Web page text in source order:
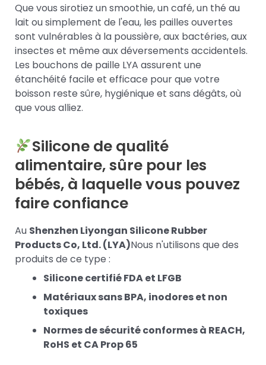
Que vous sirotiez un smoothie, un café, un thé au
lait ou simplement de l'eau, les pailles ouvertes
sont vulnérables à la poussière, aux bactéries, aux
insectes et même aux déversements accidentels.
Les bouchons de paille LYA assurent une
étanchéité facile et efficace pour que votre
boisson reste sûre, hygiénique et sans dégâts, où
que vous alliez.
Silicone de qualité
alimentaire, sûre pour les
bébés, à laquelle vous pouvez
faire confiance
Au Shenzhen Liyongan Silicone Rubber
Products Co, Ltd. (LYA)Nous n'utilisons que des
produits de ce type :
Silicone certifié FDA et LFGB
Matériaux sans BPA, inodores et non
toxiques
Normes de sécurité conformes à REACH,
RoHS et CA Prop 65